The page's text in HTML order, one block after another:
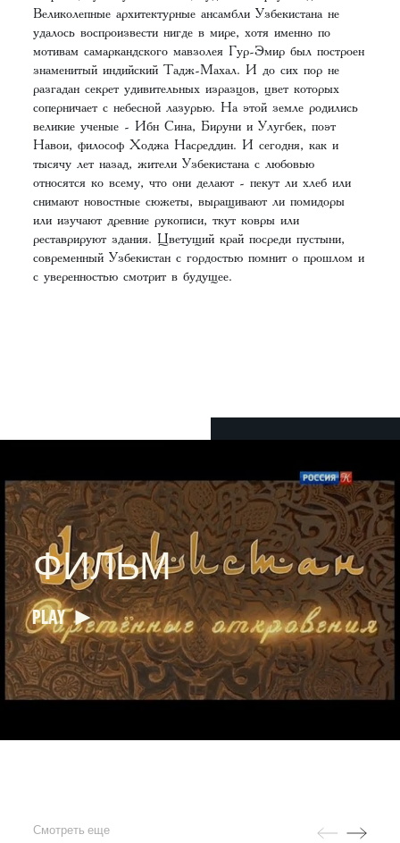
Великолепные архитектурные ансамбли Узбекистана не
удалось воспроизвести нигде в мире, хотя именно по
мотивам самаркандского мавзолея Гур-Эмир был построен
знаменитый индийский Тадж-Махал. И до сих пор не
разгадан секрет удивительных изразцов, цвет которых
соперничает с небесной лазурью. На этой земле родились
великие ученые - Ибн Сина, Бируни и Улугбек, поэт
Навои, философ Ходжа Насреддин. И сегодня, как и
тысячу лет назад, жители Узбекистана с любовью
относятся ко всему, что они делают - пекут ли хлеб или
снимают новостные сюжеты, выращивают ли помидоры
или изучают древние рукописи, ткут ковры или
реставрируют здания. Цветущий край посреди пустыни,
современный Узбекистан с гордостью помнит о прошлом и
с уверенностью смотрит в будущее.
ФИЛЬМ
PLAY
Смотреть еще